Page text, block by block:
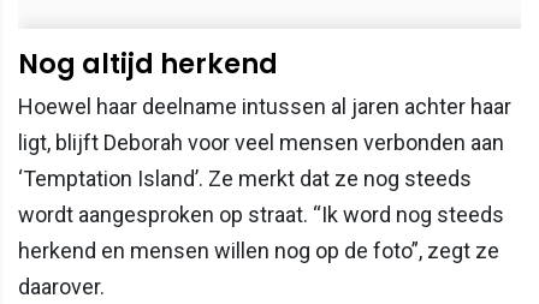
Nog altijd herkend
Hoewel haar deelname intussen al jaren achter haar
ligt, blijft Deborah voor veel mensen verbonden aan
‘Temptation Island’. Ze merkt dat ze nog steeds
wordt aangesproken op straat. “Ik word nog steeds
herkend en mensen willen nog op de foto”, zegt ze
daarover.